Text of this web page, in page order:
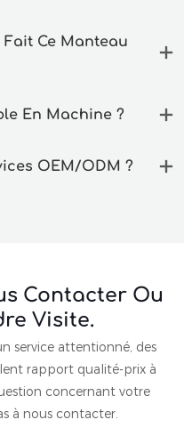
Ce Manteau
En Machine ?
OEM/ODM ?
Contacter Ou
Visite.
service attentionné, des
rapport qualité-prix à
concernant votre
à nous contacter.